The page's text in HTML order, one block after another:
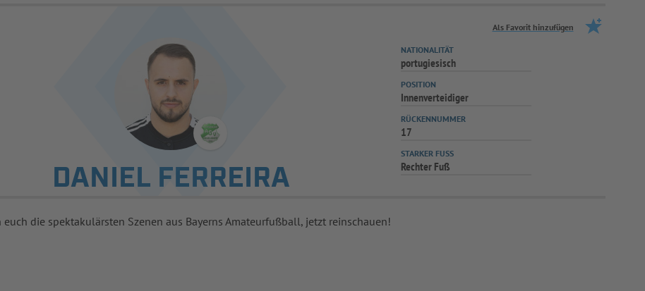
Als Favorit hinzufügen
DANIEL FERREIRA
NATIONALITÄT
portugiesisch
POSITION
Innenverteidiger
RÜCKENNUMMER
17
STARKER FUSS
Rechter Fuß
euch die spektakulärsten Szenen aus Bayerns Amateurfußball, jetzt reinschauen!